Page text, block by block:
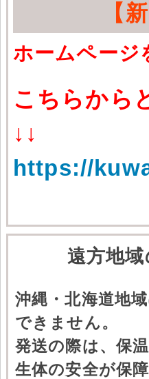
【
ホームページ
こちらから
↓↓
https://
遠方地
沖縄・北海道地
できません。
発送の際は、保
生体の安全が保